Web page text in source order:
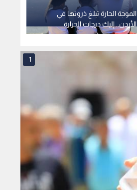
الموجة الحارة تبلغ ذروتها في
الأردن.. إليك درجات الحرارة
المتوقعة وموعد انحسارها
1